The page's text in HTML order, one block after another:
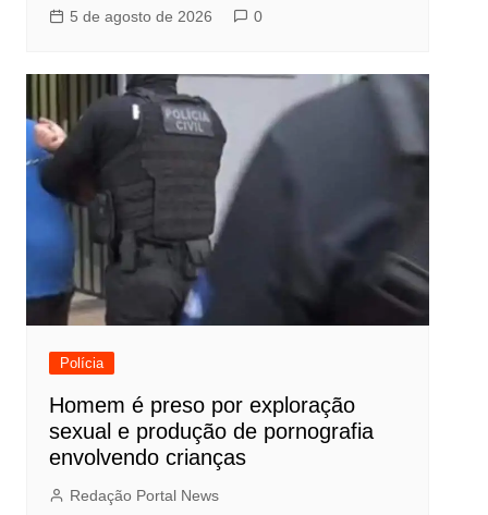
5 de agosto de 2026
0
Polícia
Homem é preso por exploração
sexual e produção de pornografia
envolvendo crianças
Redação Portal News